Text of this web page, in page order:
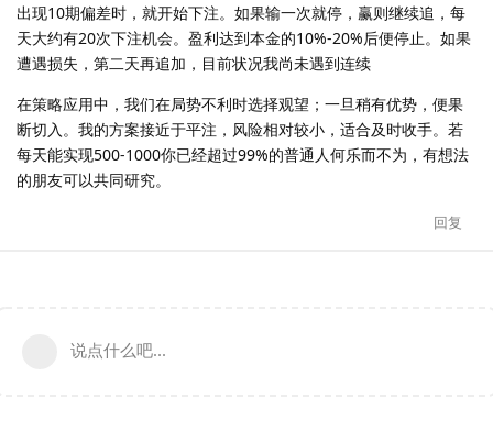
出现10期偏差时，就开始下注。如果输一次就停，赢则继续追，每
天大约有20次下注机会。盈利达到本金的10%-20%后便停止。如果
遭遇损失，第二天再追加，目前状况我尚未遇到连续
在策略应用中，我们在局势不利时选择观望；一旦稍有优势，便果
断切入。我的方案接近于平注，风险相对较小，适合及时收手。若
每天能实现500-1000你已经超过99%的普通人何乐而不为，有想法
的朋友可以共同研究。
回复
说点什么吧...